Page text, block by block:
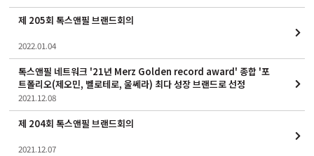
제 205회 톡스앤필 브랜드회의
2022.01.04
톡스앤필 네트워크 '21년 Merz Golden record award' 종합 '포
트폴리오(제오민, 벨로테로, 울쎄라) 최다 성장 브랜드로 선정
2021.12.08
제 204회 톡스앤필 브랜드회의
2021.12.07